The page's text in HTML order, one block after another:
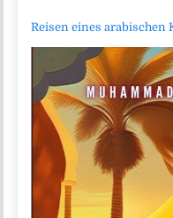
Reisen eines arabischen